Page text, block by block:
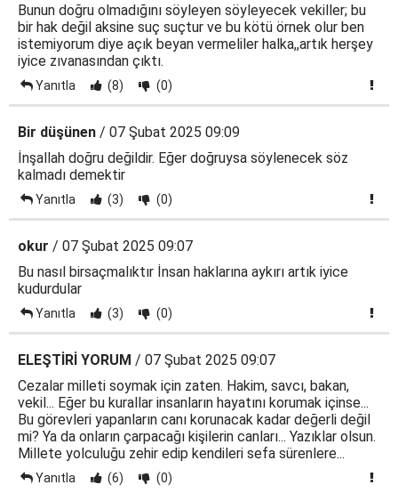
Bunun doğru olmadığını söyleyen söyleyecek vekiller; bu
bir hak değil aksine suç suçtur ve bu kötü örnek olur ben
istemiyorum diye açık beyan vermeliler halka,,artık herşey
iyice zıvanasından çıktı.
Yanıtla (8) (0)
Bir düşünen / 07 Şubat 2025 09:09
İnşallah doğru değildir. Eğer doğruysa söylenecek söz
kalmadı demektir
Yanıtla (3) (0)
okur / 07 Şubat 2025 09:07
Bu nasıl birsaçmalıktır İnsan haklarına aykırı artık iyice
kudurdular
Yanıtla (3) (0)
ELEŞTİRİ YORUM / 07 Şubat 2025 09:07
Cezalar milleti soymak için zaten. Hakim, savcı, bakan,
vekil... Eğer bu kurallar insanların hayatını korumak içinse...
Bu görevleri yapanların canı korunacak kadar değerli değil
mi? Ya da onların çarpacağı kişilerin canları... Yazıklar olsun.
Millete yolculuğu zehir edip kendileri sefa sürenlere...
Yanıtla (6) (0)